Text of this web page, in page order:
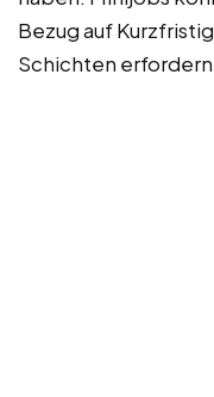
Bezug auf
Schichten